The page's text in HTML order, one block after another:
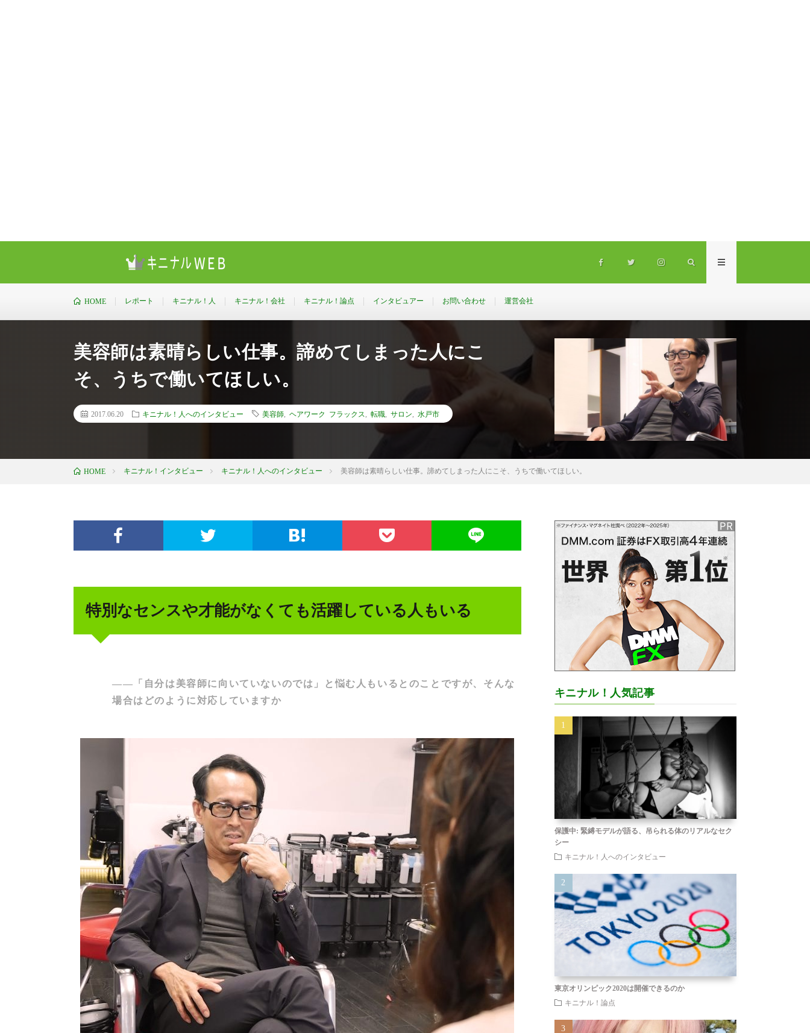
［気になる人・物・企業の“ことば”を伝えるインタビューメディア］
HOME レポート キニナル！人 キニナル！会社 キニナル！論点 インタビュアー お問い合わせ 運営会社
美容師は素晴らしい仕事。諦めてしまった人にこ
そ、うちで働いてほしい。
2017.06.20 キニナル！人へのインタビュー 美容師 ヘアワーク フラックス 転職 サロン 水戸市
HOME キニナル！インタビュー キニナル！人へのインタビュー 美容師は素晴らしい仕事。諦めてしまった人にこそ、うちで働いてほしい。
特別なセンスや才能がなくても活躍している人もいる
――「自分は美容師に向いていないのでは」と悩む人もいるとのことですが、そんな
場合はどのように対応していますか
キニナル！人気記事
保護中: 緊縛モデルが語る、吊られる体のリアルなセク
シー
キニナル！人へのインタビュー
東京オリンピック2020は開催できるのか
キニナル！論点